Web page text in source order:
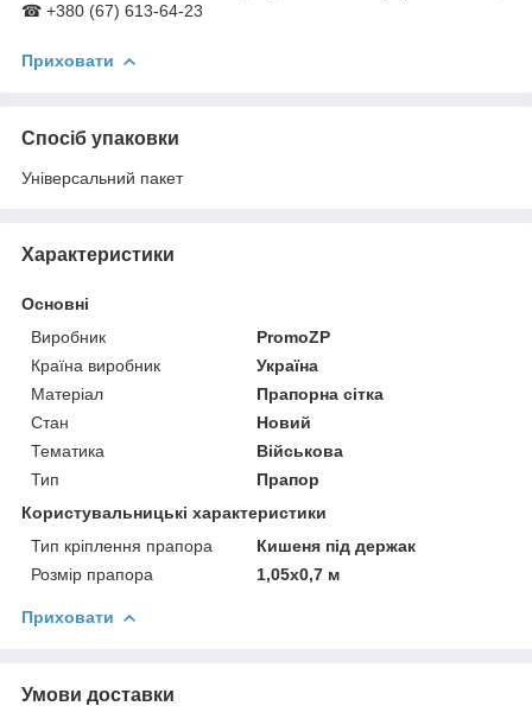
☎ +380 (67) 613-64-23
Приховати
Спосіб упаковки
Універсальний пакет
Характеристики
Основні
Виробник
PromoZP
Країна виробник
Україна
Матеріал
Прапорна сітка
Стан
Новий
Тематика
Військова
Тип
Прапор
Користувальницькі характеристики
Тип кріплення прапора
Кишеня під держак
Розмір прапора
1,05х0,7 м
Приховати
Умови доставки